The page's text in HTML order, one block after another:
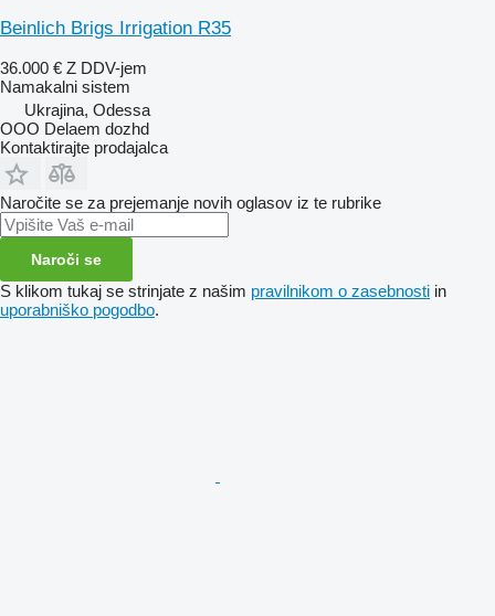
Beinlich Brigs Irrigation R35
36.000 € Z DDV-jem
Namakalni sistem
Ukrajina, Odessa
OOO Delaem dozhd
Kontaktirajte prodajalca
Naročite se za prejemanje novih oglasov iz te rubrike
Naroči se
S klikom tukaj se strinjate z našim pravilnikom o zasebnosti in
uporabniško pogodbo.